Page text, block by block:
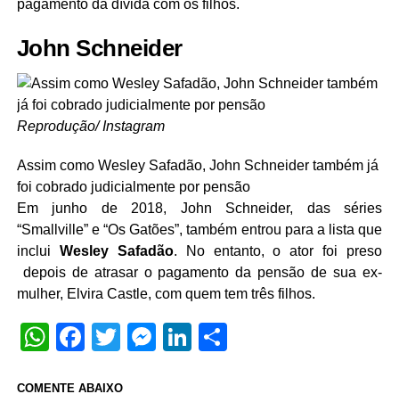
pagamento da dívida com os filhos.
John Schneider
Reprodução/ Instagram
Assim como Wesley Safadão, John Schneider também já
foi cobrado judicialmente por pensão
Em junho de 2018, John Schneider, das séries
“Smallville” e “Os Gatões”, também entrou para a lista que
inclui Wesley Safadão. No entanto, o ator foi preso
depois de atrasar o pagamento da pensão de sua ex-
mulher, Elvira Castle, com quem tem três filhos.
WhatsApp
Facebook
TwitterMessenger
LinkedIn
COMENTE ABAIXO